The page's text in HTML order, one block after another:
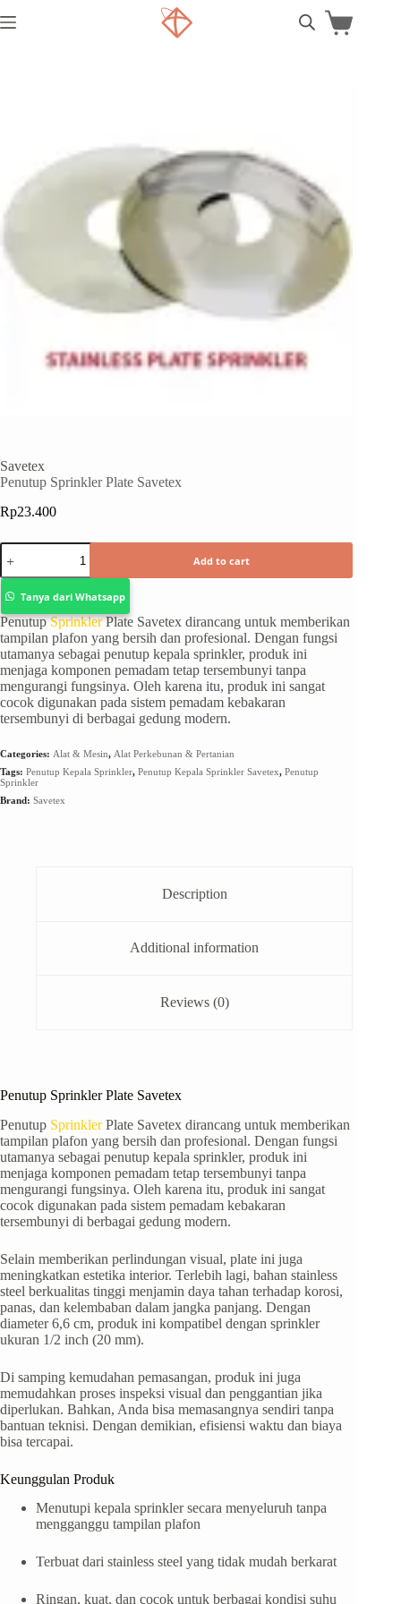
Savetex
Penutup Sprinkler Plate Savetex
Rp23.400
Add to cart
Tanya dari Whatsapp
PenutupSprinklerPlate Savetex dirancang untuk memberikan
tampilan plafon yang bersih dan profesional. Dengan fungsi
utamanya sebagai penutup kepala sprinkler, produk ini
menjaga komponen pemadam tetap tersembunyi tanpa
mengurangi fungsinya. Oleh karena itu, produk ini sangat
cocok digunakan pada sistem pemadam kebakaran
tersembunyi di berbagai gedung modern.
Categories: Alat & Mesin, Alat Perkebunan & Pertanian
Tags: Penutup Kepala Sprinkler, Penutup Kepala Sprinkler Savetex, Penutup
Sprinkler
Brand: Savetex
Description
Additional information
Reviews (0)
Penutup Sprinkler Plate Savetex
Penutup SprinklerPlate Savetex dirancang untuk memberikan
tampilan plafon yang bersih dan profesional. Dengan fungsi
utamanya sebagai penutup kepala sprinkler, produk ini
menjaga komponen pemadam tetap tersembunyi tanpa
mengurangi fungsinya. Oleh karena itu, produk ini sangat
cocok digunakan pada sistem pemadam kebakaran
tersembunyi di berbagai gedung modern.
Selain memberikan perlindungan visual, plate ini juga
meningkatkan estetika interior. Terlebih lagi, bahan stainless
steel berkualitas tinggi menjamin daya tahan terhadap korosi,
panas, dan kelembaban dalam jangka panjang. Dengan
diameter 6,6 cm, produk ini kompatibel dengan sprinkler
ukuran 1/2 inch (20 mm).
Di samping kemudahan pemasangan, produk ini juga
memudahkan proses inspeksi visual dan penggantian jika
diperlukan. Bahkan, Anda bisa memasangnya sendiri tanpa
bantuan teknisi. Dengan demikian, efisiensi waktu dan biaya
bisa tercapai.
Keunggulan Produk
Menutupi kepala sprinkler secara menyeluruh tanpa
mengganggu tampilan plafon
Terbuat dari stainless steel yang tidak mudah berkarat
Ringan, kuat, dan cocok untuk berbagai kondisi suhu